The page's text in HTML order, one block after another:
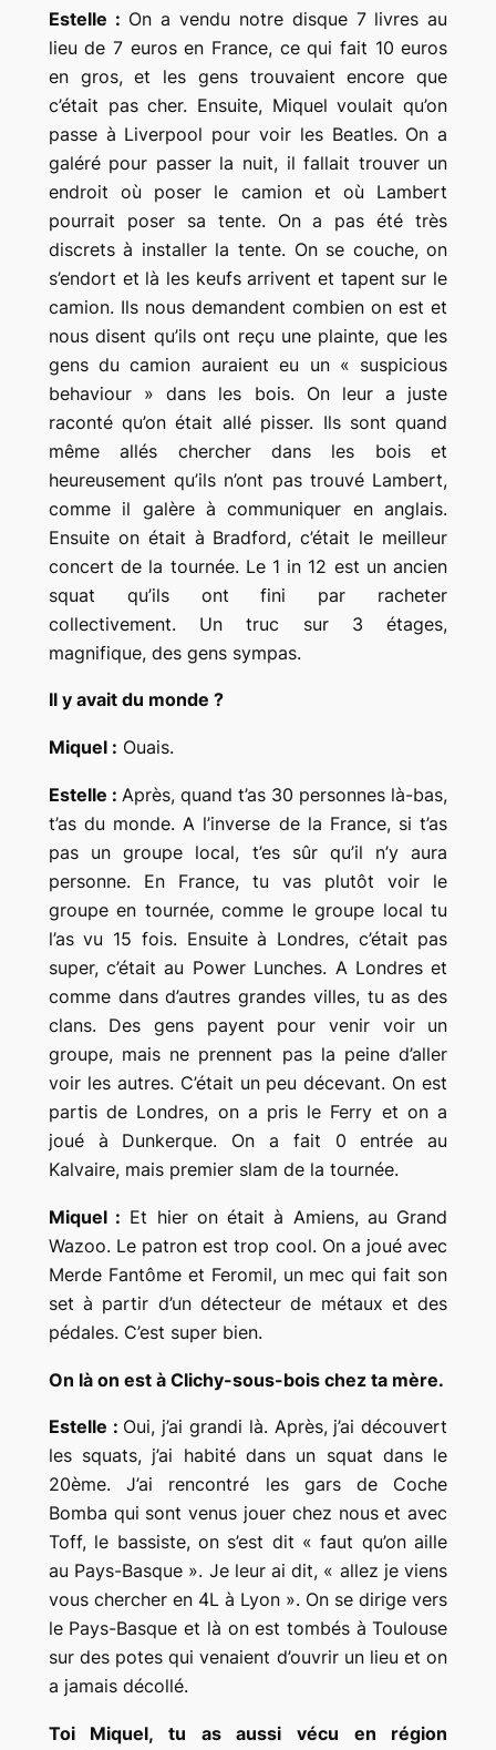
Estelle : On a vendu notre disque 7 livres au
lieu de 7 euros en France, ce qui fait 10 euros
en gros, et les gens trouvaient encore que
c’était pas cher. Ensuite, Miquel voulait qu’on
passe à Liverpool pour voir les Beatles. On a
galéré pour passer la nuit, il fallait trouver un
endroit où poser le camion et où Lambert
pourrait poser sa tente. On a pas été très
discrets à installer la tente. On se couche, on
s’endort et là les keufs arrivent et tapent sur le
camion. Ils nous demandent combien on est et
nous disent qu’ils ont reçu une plainte, que les
gens du camion auraient eu un « suspicious
behaviour » dans les bois. On leur a juste
raconté qu’on était allé pisser. Ils sont quand
même allés chercher dans les bois et
heureusement qu’ils n’ont pas trouvé Lambert,
comme il galère à communiquer en anglais.
Ensuite on était à Bradford, c’était le meilleur
concert de la tournée. Le 1 in 12 est un ancien
squat qu’ils ont fini par racheter
collectivement. Un truc sur 3 étages,
magnifique, des gens sympas.
Il y avait du monde ?
Miquel : Ouais.
Estelle : Après, quand t’as 30 personnes là-bas,
t’as du monde. A l’inverse de la France, si t’as
pas un groupe local, t’es sûr qu’il n’y aura
personne. En France, tu vas plutôt voir le
groupe en tournée, comme le groupe local tu
l’as vu 15 fois. Ensuite à Londres, c’était pas
super, c’était au Power Lunches. A Londres et
comme dans d’autres grandes villes, tu as des
clans. Des gens payent pour venir voir un
groupe, mais ne prennent pas la peine d’aller
voir les autres. C’était un peu décevant. On est
partis de Londres, on a pris le Ferry et on a
joué à Dunkerque. On a fait 0 entrée au
Kalvaire, mais premier slam de la tournée.
Miquel : Et hier on était à Amiens, au Grand
Wazoo. Le patron est trop cool. On a joué avec
Merde Fantôme et Feromil, un mec qui fait son
set à partir d’un détecteur de métaux et des
pédales. C’est super bien.
On là on est à Clichy-sous-bois chez ta mère.
Estelle : Oui, j’ai grandi là. Après, j’ai découvert
les squats, j’ai habité dans un squat dans le
20ème. J’ai rencontré les gars de Coche
Bomba qui sont venus jouer chez nous et avec
Toff, le bassiste, on s’est dit « faut qu’on aille
au Pays-Basque ». Je leur ai dit, « allez je viens
vous chercher en 4L à Lyon ». On se dirige vers
le Pays-Basque et là on est tombés à Toulouse
sur des potes qui venaient d’ouvrir un lieu et on
a jamais décollé.
Toi Miquel, tu as aussi vécu en région